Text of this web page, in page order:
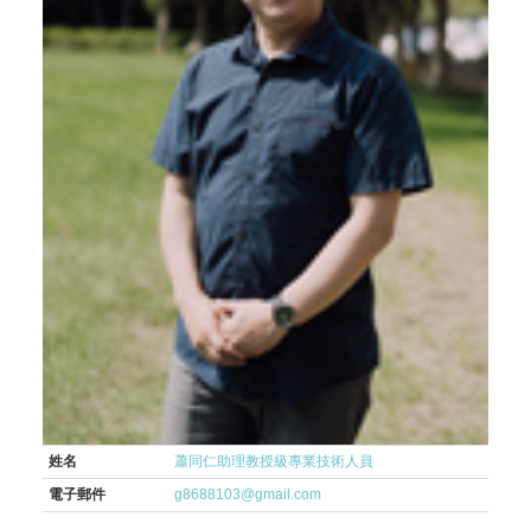
姓名
蕭同仁助理教授級專業技術人員
電子郵件
g8688103@gmail.com